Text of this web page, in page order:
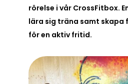
rörelse i vår CrossFitbox.
lära sig träna samt
för en aktiv fritid.